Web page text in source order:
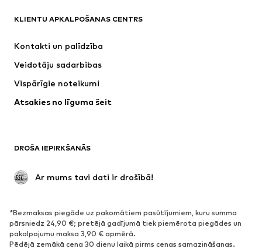
Jaunumi
Šobrīd populāri
Apakšveļa
Mēteļi
Svinības
Ekskluzīvi
APAVI
Jaunumi
Šobrīd populāri
KLIENTU APKALPOŠANAS CENTRS
Kontakti un palīdzība
Veidotāju sadarbības
Vispārīgie noteikumi
Atsakies no līguma šeit
DROŠA IEPIRKŠANĀS
Ar mums tavi dati ir drošībā!
*Bezmaksas piegāde uz pakomātiem pasūtījumiem, kuru summa
pārsniedz 24,90 €; pretējā gadījumā tiek piemērota piegādes un
pakalpojumu maksa 3,90 € apmērā.
Pēdējā zemākā cena 30 dienu laikā pirms cenas samazināšanas.